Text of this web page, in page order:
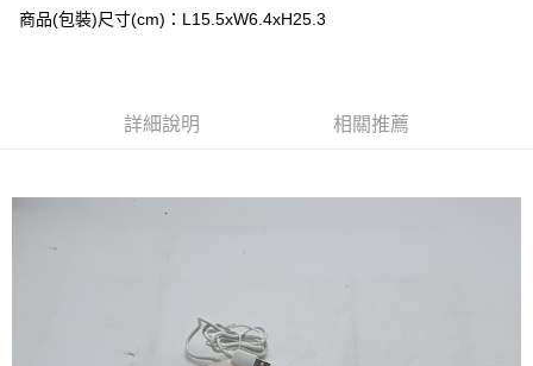
每筆NT$120，滿NT$2,000(含以上)免運費
商品(包裝)尺寸(cm)：L15.5xW6.4xH25.3
詳細說明 相關推薦